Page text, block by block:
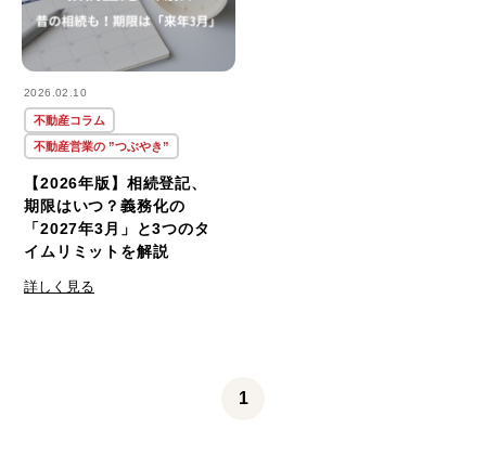
2026.02.10
不動産コラム
不動産営業の ”つぶやき”
【2026年版】相続登記、
期限はいつ？義務化の
「2027年3月」と3つのタ
イムリミットを解説
詳しく見る
1